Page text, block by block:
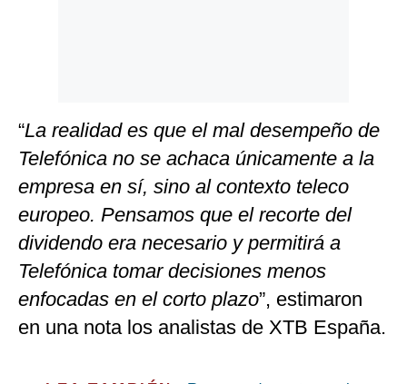
“La realidad es que el mal desempeño de
Telefónica no se achaca únicamente a la
empresa en sí, sino al contexto teleco
europeo. Pensamos que el recorte del
dividendo era necesario y permitirá a
Telefónica tomar decisiones menos
enfocadas en el corto plazo”, estimaron
en una nota los analistas de XTB España.